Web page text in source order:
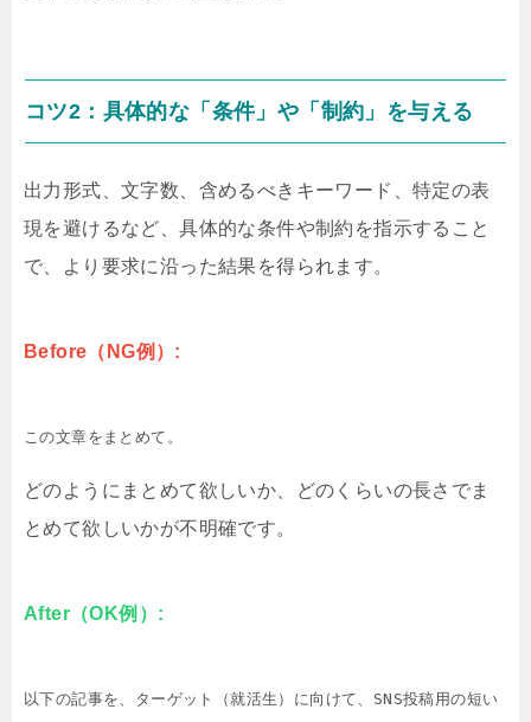
コツ2：具体的な「条件」や「制約」を与える
出力形式、文字数、含めるべきキーワード、特定の表
現を避けるなど、具体的な条件や制約を指示すること
で、より要求に沿った結果を得られます。
Before（NG例）:
この文章をまとめて。
どのようにまとめて欲しいか、どのくらいの長さでま
とめて欲しいかが不明確です。
After（OK例）:
以下の記事を、ターゲット（就活生）に向けて、SNS投稿用の短い